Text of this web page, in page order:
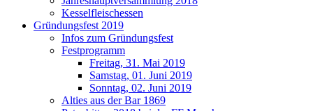
Kesselfleischessen
Gründungsfest 2019
Infos zum Gründungsfest
Festprogramm
Freitag, 31. Mai 2019
Samstag, 01. Juni 2019
Sonntag, 02. Juni 2019
Alties aus der Bar 1869